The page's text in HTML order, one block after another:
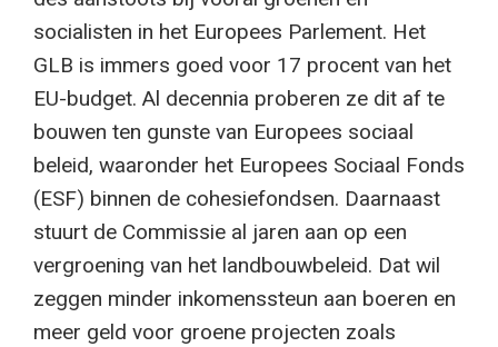
socialisten in het Europees Parlement. Het
GLB is immers goed voor 17 procent van het
EU-budget. Al decennia proberen ze dit af te
bouwen ten gunste van Europees sociaal
beleid, waaronder het Europees Sociaal Fonds
(ESF) binnen de cohesiefondsen. Daarnaast
stuurt de Commissie al jaren aan op een
vergroening van het landbouwbeleid. Dat wil
zeggen minder inkomenssteun aan boeren en
meer geld voor groene projecten zoals